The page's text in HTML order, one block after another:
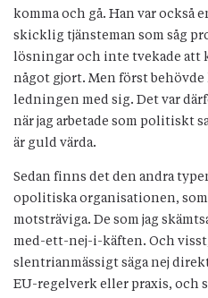
komma och gå. Han var också
skicklig tjänsteman som såg
lösningar och inte tvekade att
något gjort. Men först
ledningen med sig. Det var
när jag arbetade som politiskt
är guld värda.
Sedan finns det den andra
opolitiska organisationen, som
motsträviga. De som jag
med-ett-nej-i-käften. Och
slentrianmässigt säga nej
EU-regelverk eller praxis, och